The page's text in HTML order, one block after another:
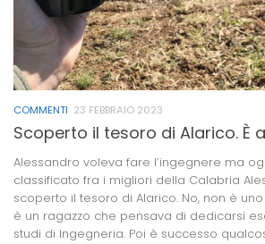
COMMENTI 23 FEBBRAIO 2023
Scoperto il tesoro di Alarico. È
Alessandro voleva fare l’ingegnere ma
classificato fra i migliori della Calabria
scoperto il tesoro di Alarico. No, non è
è un ragazzo che pensava di dedicarsi
studi di Ingegneria. Poi è successo